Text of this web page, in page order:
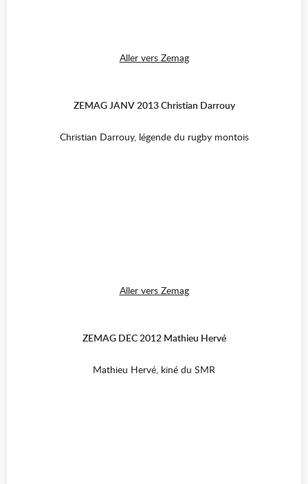
Aller vers Zemag
ZEMAG JANV 2013 Christian Darrouy
Christian Darrouy, légende du rugby montois
Aller vers Zemag
ZEMAG DEC 2012 Mathieu Hervé
Mathieu Hervé, kiné du SMR